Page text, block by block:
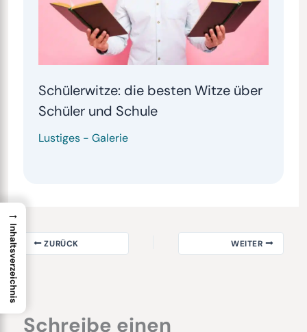
Schülerwitze: die besten Witze über
Schüler und Schule
Lustiges- Galerie
ZURÜCK WEITER
Schreibe einen
→
Inhaltsverzeichnis